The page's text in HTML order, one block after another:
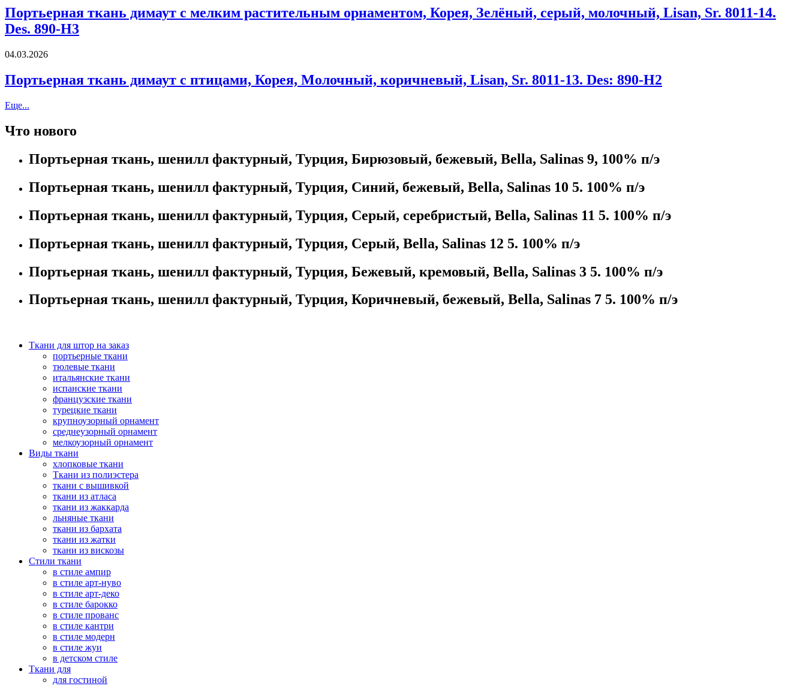
Портьерная ткань димаут с мелким растительным орнаментом, Корея, Зелёный, серый, молочный, Lisan, Sr. 8011-14.
Des. 890-H3
04.03.2026
Портьерная ткань димаут с птицами, Корея, Молочный, коричневый, Lisan, Sr. 8011-13. Des: 890-H2
Еще...
Что нового
Портьерная ткань, шенилл фактурный, Турция, Бирюзовый, бежевый, Bella, Salinas 9, 100% п/э
Портьерная ткань, шенилл фактурный, Турция, Синий, бежевый, Bella, Salinas 10 5. 100% п/э
Портьерная ткань, шенилл фактурный, Турция, Серый, серебристый, Bella, Salinas 11 5. 100% п/э
Портьерная ткань, шенилл фактурный, Турция, Серый, Bella, Salinas 12 5. 100% п/э
Портьерная ткань, шенилл фактурный, Турция, Бежевый, кремовый, Bella, Salinas 3 5. 100% п/э
Портьерная ткань, шенилл фактурный, Турция, Коричневый, бежевый, Bella, Salinas 7 5. 100% п/э
Ткани для штор на заказ
портьерные ткани
тюлевые ткани
итальянские ткани
испанские ткани
французские ткани
турецкие ткани
крупноузорный орнамент
среднеузорный орнамент
мелкоузорный орнамент
Виды ткани
хлопковые ткани
Ткани из полиэстера
ткани с вышивкой
ткани из атласа
ткани из жаккарда
льняные ткани
ткани из бархата
ткани из жатки
ткани из вискозы
Стили ткани
в стиле ампир
в стиле арт-нуво
в стиле арт-деко
в стиле барокко
в стиле прованс
в стиле кантри
в стиле модерн
в стиле жуи
в детском стиле
Ткани для
для гостиной